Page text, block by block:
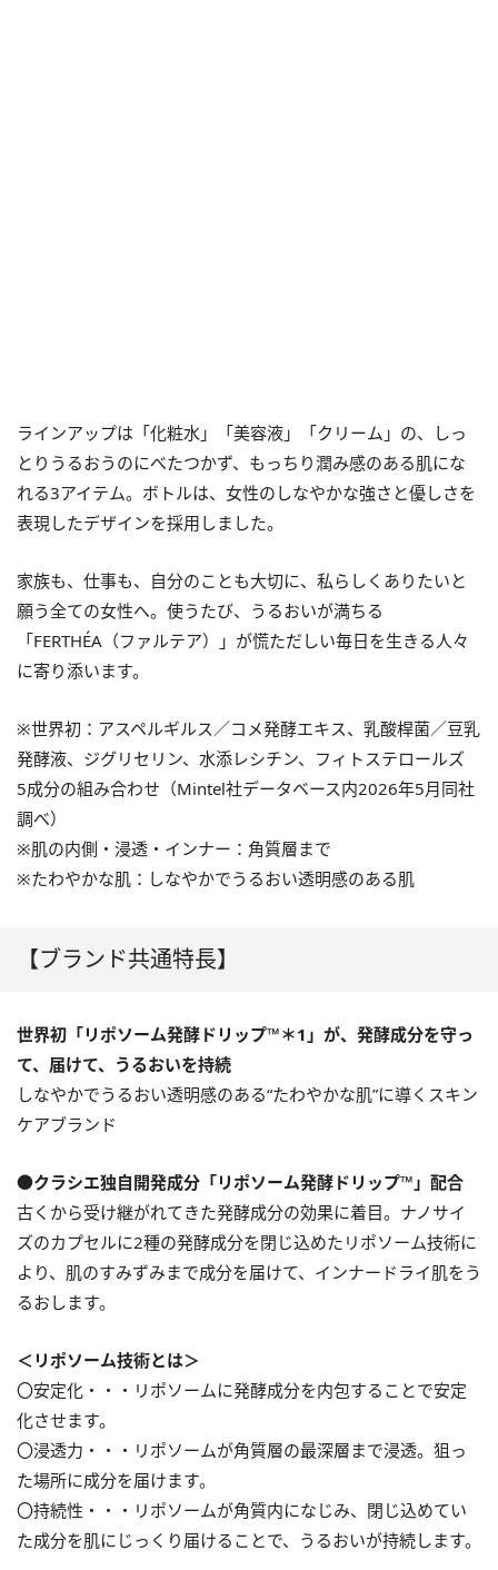
ラインアップは「化粧水」「美容液」「クリーム」の、しっ
とりうるおうのにべたつかず、もっちり潤み感のある肌にな
れる3アイテム。ボトルは、女性のしなやかな強さと優しさを
表現したデザインを採用しました。
家族も、仕事も、自分のことも大切に、私らしくありたいと
願う全ての女性へ。使うたび、うるおいが満ちる
「FERTHÉA（ファルテア）」が慌ただしい毎日を生きる人々
に寄り添います。
※世界初：アスペルギルス／コメ発酵エキス、乳酸桿菌／豆乳
発酵液、ジグリセリン、水添レシチン、フィトステロールズ
5成分の組み合わせ（Mintel社データベース内2026年5月同社
調べ）
※肌の内側・浸透・インナー：角質層まで
※たわやかな肌：しなやかでうるおい透明感のある肌
【ブランド共通特長】
世界初「リポソーム発酵ドリップ™＊1」が、発酵成分を守っ
て、届けて、うるおいを持続
しなやかでうるおい透明感のある“たわやかな肌”に導くスキン
ケアブランド
●クラシエ独自開発成分「リポソーム発酵ドリップ™」配合
古くから受け継がれてきた発酵成分の効果に着目。ナノサイ
ズのカプセルに2種の発酵成分を閉じ込めたリポソーム技術に
より、肌のすみずみまで成分を届けて、インナードライ肌をう
るおします。
＜リポソーム技術とは＞
〇安定化・・・リポソームに発酵成分を内包することで安定
化させます。
〇浸透力・・・リポソームが角質層の最深層まで浸透。狙っ
た場所に成分を届けます。
〇持続性・・・リポソームが角質内になじみ、閉じ込めてい
た成分を肌にじっくり届けることで、うるおいが持続します。